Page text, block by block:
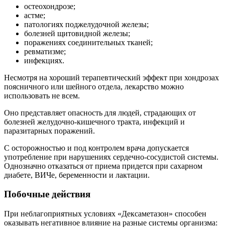
остеохондрозе;
астме;
патологиях поджелудочной железы;
болезней щитовидной железы;
поражениях соединительных тканей;
ревматизме;
инфекциях.
Несмотря на хороший терапевтический эффект при хондрозах
поясничного или шейного отдела, лекарство можно
использовать не всем.
Оно представляет опасность для людей, страдающих от
болезней желудочно-кишечного тракта, инфекций и
паразитарных поражений.
С осторожностью и под контролем врача допускается
употребление при нарушениях сердечно-сосудистой системы.
Однозначно отказаться от приема придется при сахарном
диабете, ВИЧе, беременности и лактации.
Побочные действия
При неблагоприятных условиях «Дексаметазон» способен
оказывать негативное влияние на разные системы организма: